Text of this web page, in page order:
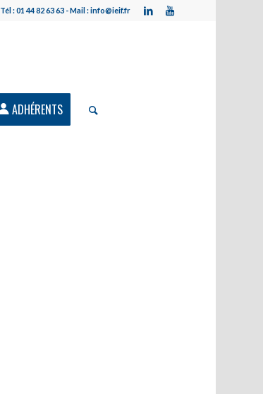
Tél : 01 44 82 63 63 - Mail : info@ieif.fr
ADHÉRENTS